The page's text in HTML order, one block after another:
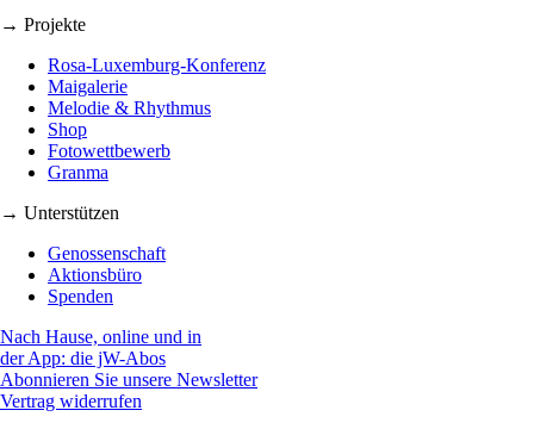
→ Projekte
Rosa-Luxemburg-Konferenz
Maigalerie
Melodie & Rhythmus
Shop
Fotowettbewerb
Granma
→ Unterstützen
Genossenschaft
Aktionsbüro
Spenden
Nach Hause, online und in
der App: die jW-Abos
Abonnieren Sie unsere Newsletter
Vertrag widerrufen